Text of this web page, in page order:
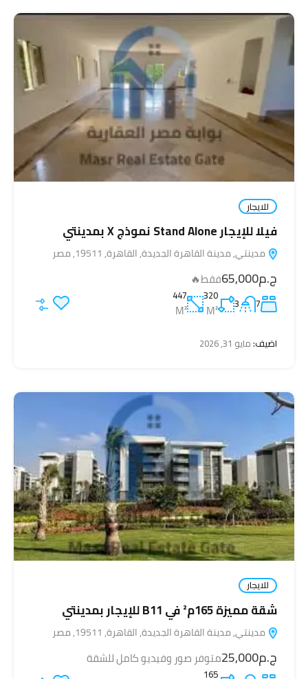
للايجار
فيلا للإيجار Stand Alone نموذج X بمدينتي
مدينتي, مدينة القاهرة الجديدة, القاهرة, 19511, مصر
ج.م65,000 فقط🔥
7
3
320
M²
447
M²
اضيف:مايو 31, 2026
للايجار
شقة مميزة 165م² في B11 للإيجار بمدينتي
مدينتي, مدينة القاهرة الجديدة, القاهرة, 19511, مصر
ج.م25,000 متوفر صور وفيديو كامل للشقة
165